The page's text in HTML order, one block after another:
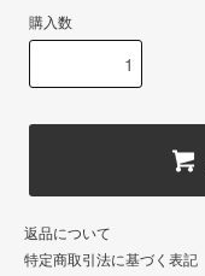
購入数
返品について
特定商取引法に基づく表記